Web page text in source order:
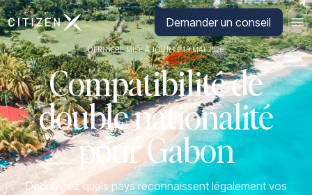
Aller à la page d'accueil de CitizenXDemander un conseil
DERNIÈRE MISE À JOUR LE 19 MAI 2026
Compatibilité de
double nationalité
pour Gabon
Découvrez quels pays reconnaissent légalement vos